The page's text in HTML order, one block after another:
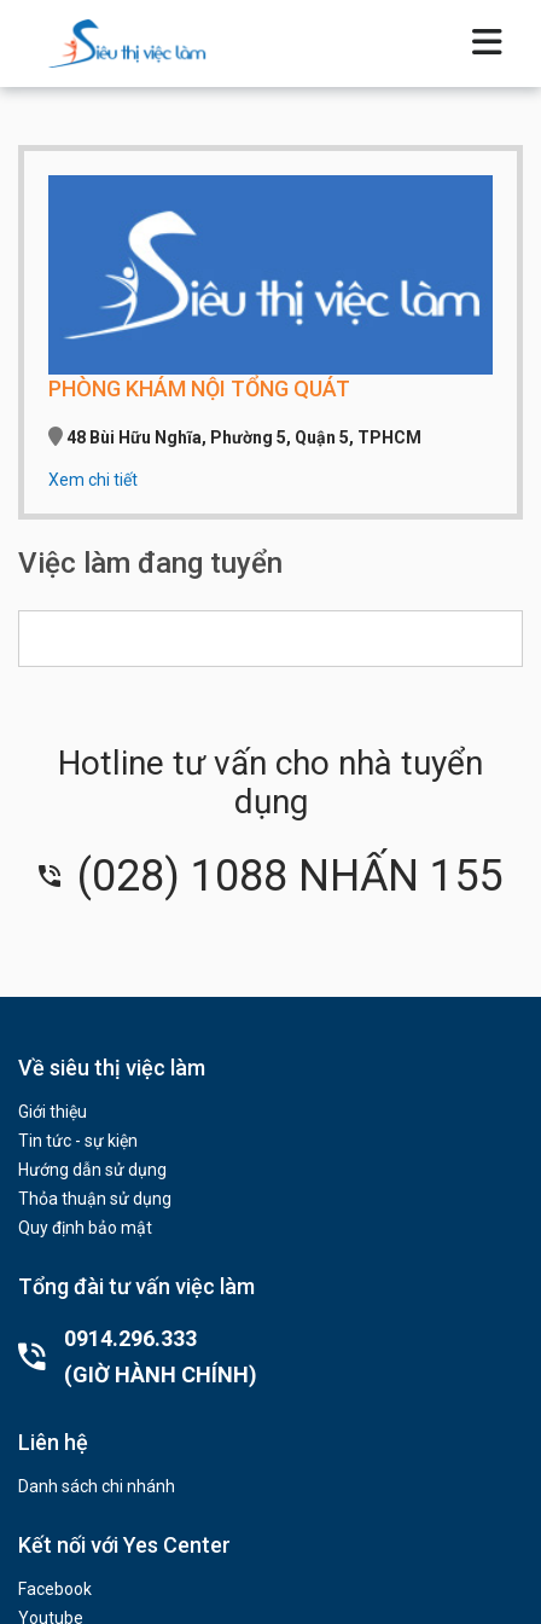
PHÒNG KHÁM NỘI TỔNG QUÁT
48 Bùi Hữu Nghĩa, Phường 5, Quận 5, TPHCM
Qui mô công ty:
Số điện thoại:0908457919 – B/s Thanh Hà
Xem chi tiết
Việc làm đang tuyển
Hotline tư vấn cho nhà tuyển
dụng
(028) 1088 NHẤN 155
Về siêu thị việc làm
Giới thiệu
Tin tức - sự kiện
Hướng dẫn sử dụng
Thỏa thuận sử dụng
Quy định bảo mật
Tổng đài tư vấn việc làm
0914.296.333
(GIỜ HÀNH CHÍNH)
Liên hệ
Danh sách chi nhánh
Kết nối với Yes Center
Facebook
Youtube